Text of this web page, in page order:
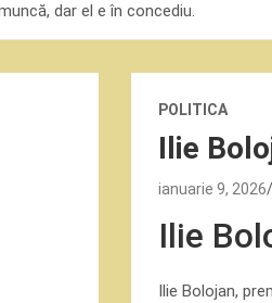
dar el e în concediu.
POLITICA
Ilie
ianuarie 9, 2026
Ilie
Ilie Bolojan,